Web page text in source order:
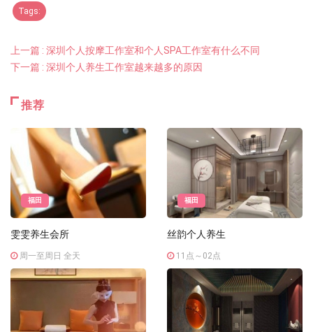
Tags:
上一篇 : 深圳个人按摩工作室和个人SPA工作室有什么不同
下一篇 : 深圳个人养生工作室越来越多的原因
推荐
福田
雯雯养生会所
周一至周日 全天
福田
丝韵个人养生
11点～02点